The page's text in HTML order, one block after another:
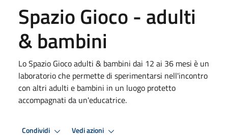
Spazio Gioco - adulti
& bambini
Lo Spazio Gioco adulti & bambini dai 12 ai 36 mesi è un
laboratorio che permette di sperimentarsi nell'incontro
con altri adulti e bambini in un luogo protetto
accompagnati da un'educatrice.
Condividi Vedi azioni